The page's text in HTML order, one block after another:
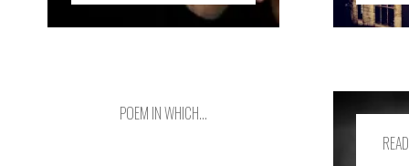
and I found him.
POEM IN WHICH…